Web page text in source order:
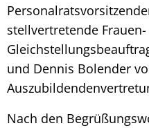
stellvertretende
und Dennis Bolender
Nach den